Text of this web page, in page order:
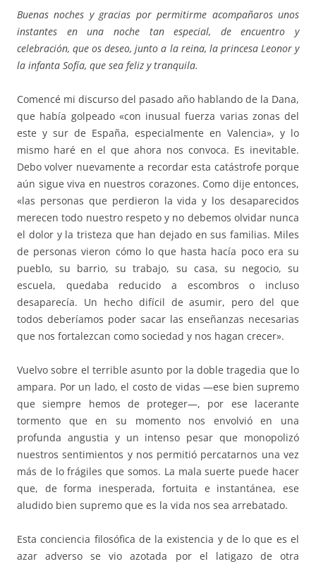
Buenas noches y gracias por permitirme acompañaros unos
instantes en una noche tan especial, de encuentro y
celebración, que os deseo, junto a la reina, la princesa Leonor y
la infanta Sofía, que sea feliz y tranquila.
Comencé mi discurso del pasado año hablando de la Dana,
que había golpeado «con inusual fuerza varias zonas del
este y sur de España, especialmente en Valencia», y lo
mismo haré en el que ahora nos convoca. Es inevitable.
Debo volver nuevamente a recordar esta catástrofe porque
aún sigue viva en nuestros corazones. Como dije entonces,
«las personas que perdieron la vida y los desaparecidos
merecen todo nuestro respeto y no debemos olvidar nunca
el dolor y la tristeza que han dejado en sus familias. Miles
de personas vieron cómo lo que hasta hacía poco era su
pueblo, su barrio, su trabajo, su casa, su negocio, su
escuela, quedaba reducido a escombros o incluso
desaparecía. Un hecho difícil de asumir, pero del que
todos deberíamos poder sacar las enseñanzas necesarias
que nos fortalezcan como sociedad y nos hagan crecer».
Vuelvo sobre el terrible asunto por la doble tragedia que lo
ampara. Por un lado, el costo de vidas —ese bien supremo
que siempre hemos de proteger—, por ese lacerante
tormento que en su momento nos envolvió en una
profunda angustia y un intenso pesar que monopolizó
nuestros sentimientos y nos permitió percatarnos una vez
más de lo frágiles que somos. La mala suerte puede hacer
que, de forma inesperada, fortuita e instantánea, ese
aludido bien supremo que es la vida nos sea arrebatado.
Esta conciencia filosófica de la existencia y de lo que es el
azar adverso se vio azotada por el latigazo de otra